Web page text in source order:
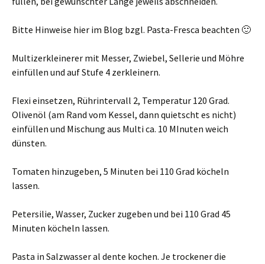
Bitte Hinweise hier im Blog bzgl. Pasta-Fresca beachten 🙂
Multizerkleinerer mit Messer, Zwiebel, Sellerie und Möhre
einfüllen und auf Stufe 4 zerkleinern.
Flexi einsetzen, Rührintervall 2, Temperatur 120 Grad.
Olivenöl (am Rand vom Kessel, dann quietscht es nicht)
einfüllen und Mischung aus Multi ca. 10 MInuten weich
dünsten.
Tomaten hinzugeben, 5 Minuten bei 110 Grad köcheln
lassen.
Petersilie, Wasser, Zucker zugeben und bei 110 Grad 45
Minuten köcheln lassen.
Pasta in Salzwasser al dente kochen. Je trockener die